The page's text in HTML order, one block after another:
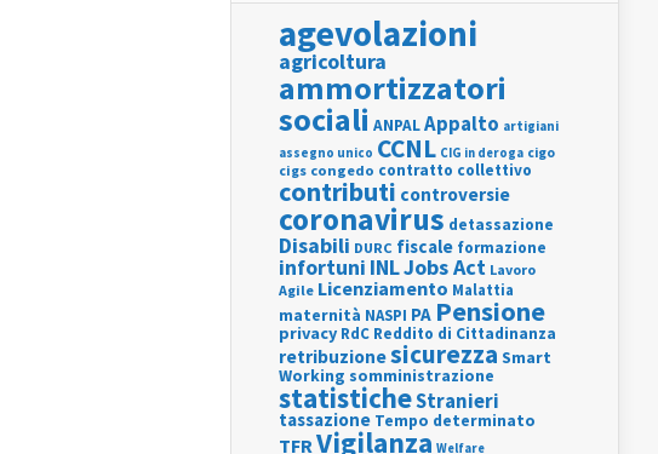
agevolazioni
agricoltura
ammortizzatori
sociali ANPALAppalto artigiani
assegno unico CCNL CIG in deroga cigo
cigs congedo contratto collettivo
contributi controversie
coronavirus detassazione
Disabili DURC fiscale formazione
infortuni INLJobs Act Lavoro
Agile Licenziamento Malattia
maternità NASPI PA Pensione
privacy RdC Reddito di Cittadinanza
retribuzionesicurezza Smart
Working somministrazione
statisticheStranieri
tassazione Tempo determinato
TFRVigilanza Welfare